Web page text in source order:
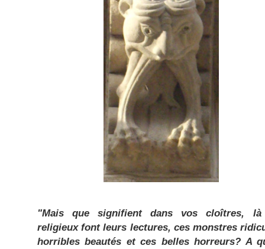
"Mais que signifient dans vos cloîtres,
religieux font leurs lectures, ces monstres
horribles beautés et ces belles horreurs? A